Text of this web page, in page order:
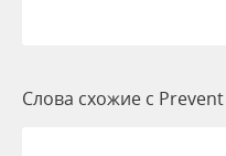
Слова схожие с Prevent